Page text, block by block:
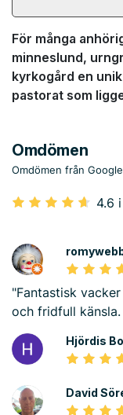
För många
minneslund,
kyrkogård en
pastorat som
Omdömen
Omdömen från Google
4.6
"Fantastisk
och fridfull
Hjördis
David